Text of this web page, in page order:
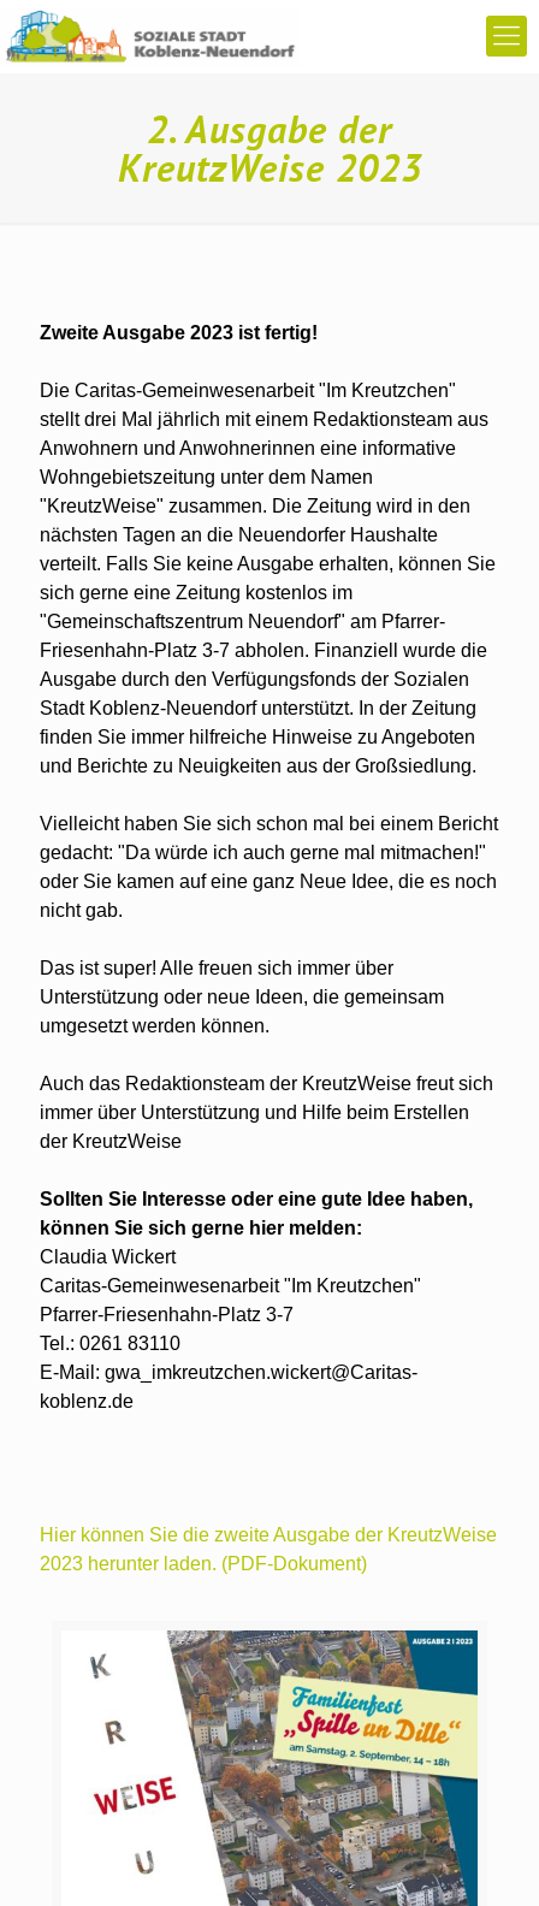
2. Ausgabe der
KreutzWeise 2023
Zweite Ausgabe 2023 ist fertig!
Die Caritas-Gemeinwesenarbeit "Im Kreutzchen"
stellt drei Mal jährlich mit einem Redaktionsteam aus
Anwohnern und Anwohnerinnen eine informative
Wohngebietszeitung unter dem Namen
"KreutzWeise" zusammen. Die Zeitung wird in den
nächsten Tagen an die Neuendorfer Haushalte
verteilt. Falls Sie keine Ausgabe erhalten, können Sie
sich gerne eine Zeitung kostenlos im
"Gemeinschaftszentrum Neuendorf" am Pfarrer-
Friesenhahn-Platz 3-7 abholen. Finanziell wurde die
Ausgabe durch den Verfügungsfonds der Sozialen
Stadt Koblenz-Neuendorf unterstützt. In der Zeitung
finden Sie immer hilfreiche Hinweise zu Angeboten
und Berichte zu Neuigkeiten aus der Großsiedlung.
Vielleicht haben Sie sich schon mal bei einem Bericht
gedacht: "Da würde ich auch gerne mal mitmachen!"
oder Sie kamen auf eine ganz Neue Idee, die es noch
nicht gab.
Das ist super! Alle freuen sich immer über
Unterstützung oder neue Ideen, die gemeinsam
umgesetzt werden können.
Auch das Redaktionsteam der KreutzWeise freut sich
immer über Unterstützung und Hilfe beim Erstellen
der KreutzWeise
Sollten Sie Interesse oder eine gute Idee haben,
können Sie sich gerne hier melden:
Claudia Wickert
Caritas-Gemeinwesenarbeit "Im Kreutzchen"
Pfarrer-Friesenhahn-Platz 3-7
Tel.: 0261 83110
E-Mail: gwa_imkreutzchen.wickert@Caritas-
koblenz.de
Hier können Sie die zweite Ausgabe der KreutzWeise
2023 herunter laden. (PDF-Dokument)